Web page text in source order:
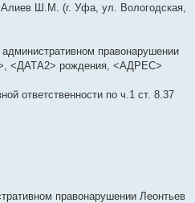
Ш.М. (г. Уфа, ул. Вологодская,
правонарушении
<ДАТА2> рождения, <АДРЕС>
ответственности по ч.1 ст. 8.37
правонарушении Леонтьев